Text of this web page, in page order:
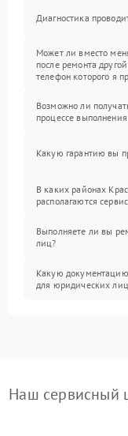
Диагностика
Может ли вместо
после ремонта
телефон которого я
Возможно ли
процессе
Какую гарантию вы
В каких районах
располагаются
Выполняете ли вы
лиц?
Какую
для юридических
Наш сервисный